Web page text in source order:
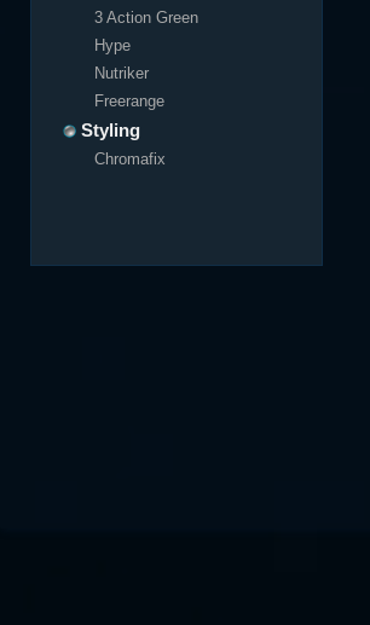
3 Action Green
Hype
Nutriker
Freerange
Styling
Chromafix